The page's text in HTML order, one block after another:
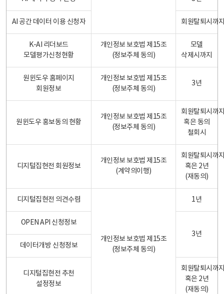
AI 공간 데이터 이용 신청자 회원탈퇴시까
K-AI 리더보드
모델평가신청현황
개인정보 보호법 제15조
(정보주체 동의)
모델
삭제시까지
원윈도우 홈페이지
회원정보
개인정보 보호법 제15조
(정보주체 동의)
3년
원윈도우 홍보동의 현황
개인정보 보호법 제15조
(정보주체 동의)
회원탈퇴시까
혹은 동의
철회시
디지털집현전 회원정보
개인정보 보호법 제15조
(계약의이행)
회원탈퇴시까
혹은 2년
(재동의)
디지털집현전 의견수렴
개인정보 보호법 제15조
(정보주체 동의)
1년
OPEN API 신청정보
3년
데이터개방 신청정보
디지털집현전 추천
설정정보
회원탈퇴시까
혹은 2년
(재동의)